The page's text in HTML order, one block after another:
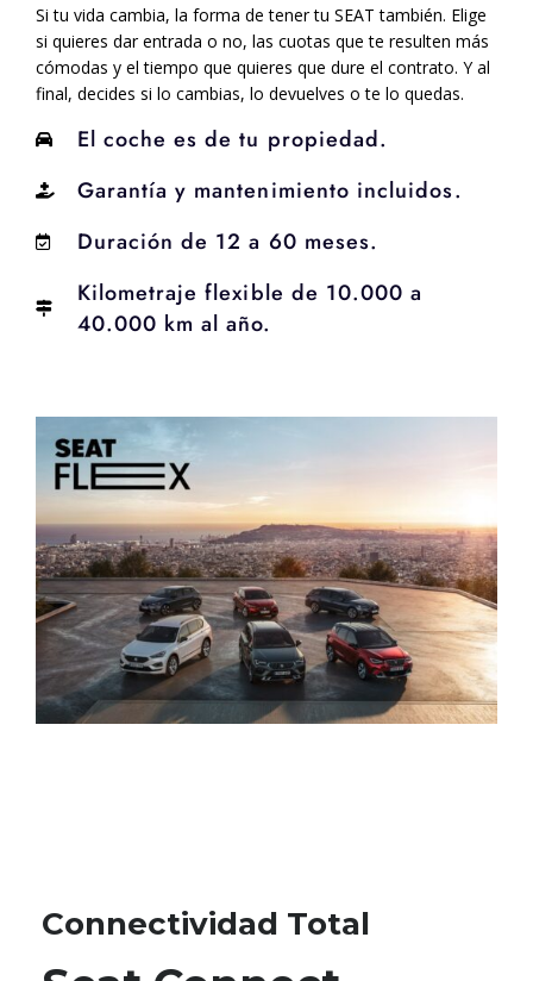
Si tu vida cambia, la forma de tener tu SEAT también. Elige
si quieres dar entrada o no, las cuotas que te resulten más
cómodas y el tiempo que quieres que dure el contrato. Y al
final, decides si lo cambias, lo devuelves o te lo quedas.
El coche es de tu propiedad.
Garantía y mantenimiento incluidos.
Duración de 12 a 60 meses.
Kilometraje flexible de 10.000 a
40.000 km al año.
Connectividad Total